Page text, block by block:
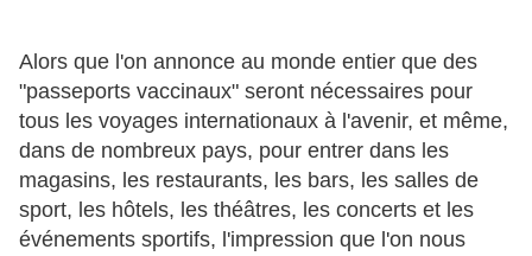
Alors que l'on annonce au monde entier que des
"passeports vaccinaux" seront nécessaires pour
tous les voyages internationaux à l'avenir, et même,
dans de nombreux pays, pour entrer dans les
magasins, les restaurants, les bars, les salles de
sport, les hôtels, les théâtres, les concerts et les
événements sportifs, l'impression que l'on nous